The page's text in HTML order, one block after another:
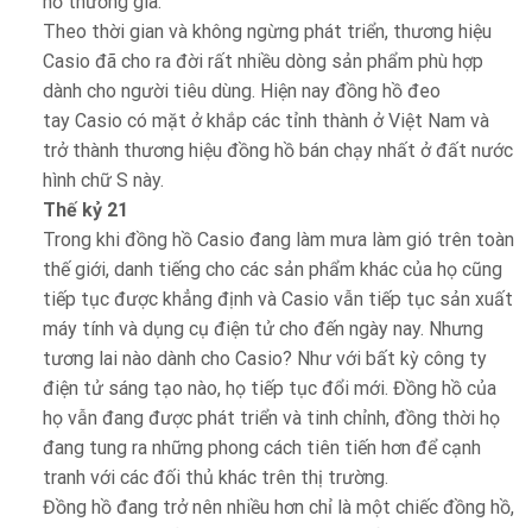
Theo thời gian và không ngừng phát triển, thương hiệu
Casio đã cho ra đời rất nhiều dòng sản phẩm phù hợp
dành cho người tiêu dùng. Hiện nay đồng hồ đeo
tay Casio có mặt ở khắp các tỉnh thành ở Việt Nam và
trở thành thương hiệu đồng hồ bán chạy nhất ở đất nước
hình chữ S này.
Thế kỷ 21
Trong khi đồng hồ Casio đang làm mưa làm gió trên toàn
thế giới, danh tiếng cho các sản phẩm khác của họ cũng
tiếp tục được khẳng định và Casio vẫn tiếp tục sản xuất
máy tính và dụng cụ điện tử cho đến ngày nay. Nhưng
tương lai nào dành cho Casio? Như với bất kỳ công ty
điện tử sáng tạo nào, họ tiếp tục đổi mới. Đồng hồ của
họ vẫn đang được phát triển và tinh chỉnh, đồng thời họ
đang tung ra những phong cách tiên tiến hơn để cạnh
tranh với các đối thủ khác trên thị trường.
Đồng hồ đang trở nên nhiều hơn chỉ là một chiếc đồng hồ,